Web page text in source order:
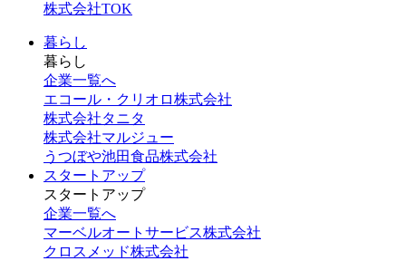
株式会社TOK
暮らし
暮らし
企業一覧へ
エコール・クリオロ株式会社
株式会社タニタ
株式会社マルジュー
うつぼや池田食品株式会社
スタートアップ
スタートアップ
企業一覧へ
マーベルオートサービス株式会社
クロスメッド株式会社